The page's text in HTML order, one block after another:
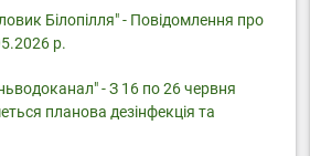
Білопілля" - Повідомлення про
р.
- З 16 по 26 червня
планова дезінфекція та